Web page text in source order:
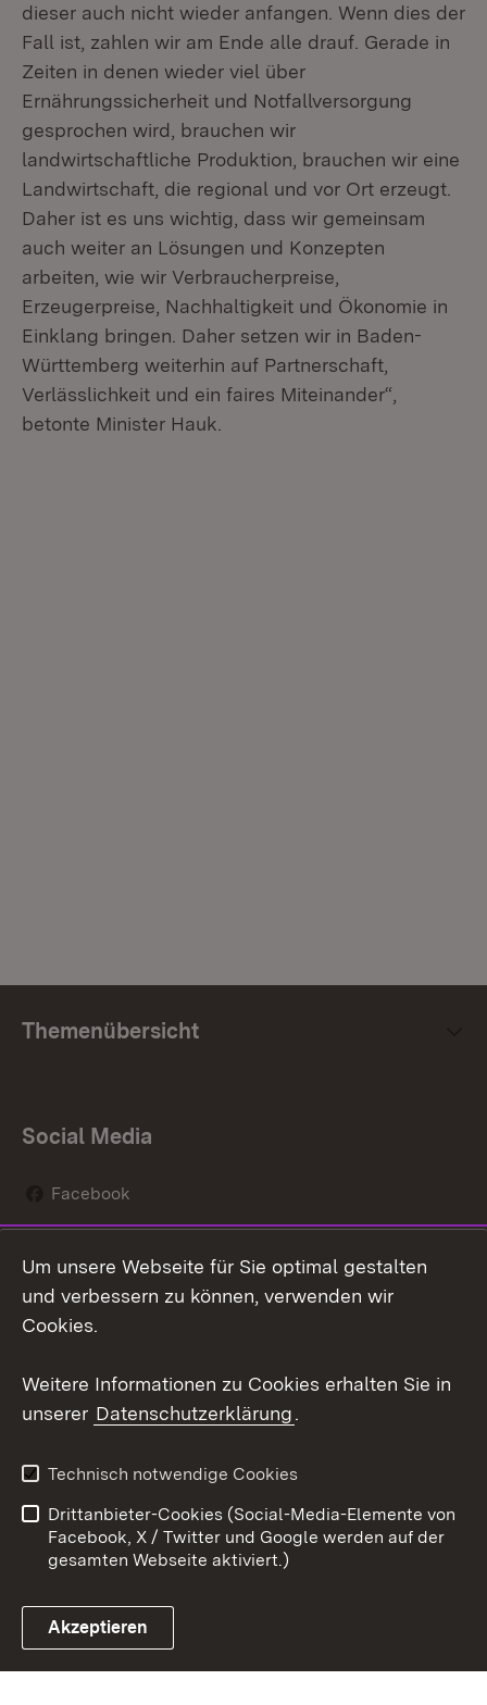
dieser auch nicht wieder anfangen. Wenn dies der
Fall ist, zahlen wir am Ende alle drauf. Gerade in
Zeiten in denen wieder viel über
Ernährungssicherheit und Notfallversorgung
gesprochen wird, brauchen wir
landwirtschaftliche Produktion, brauchen wir eine
Landwirtschaft, die regional und vor Ort erzeugt.
Daher ist es uns wichtig, dass wir gemeinsam
auch weiter an Lösungen und Konzepten
arbeiten, wie wir Verbraucherpreise,
Erzeugerpreise, Nachhaltigkeit und Ökonomie in
Einklang bringen. Daher setzen wir in Baden-
Württemberg weiterhin auf Partnerschaft,
Verlässlichkeit und ein faires Miteinander“,
betonte Minister Hauk.
Themenübersicht
Social Media
Facebook
Social Wall
Youtube
Link zum Landesportal
Kontakt
Datenschutz
Barrierefreiheit
Impressum Cookies
Um unsere Webseite für Sie optimal gestalten
und verbessern zu können, verwenden wir
Cookies.
Weitere Informationen zu Cookies erhalten Sie in
unserer Datenschutzerklärung.
Technisch notwendige Cookies
Drittanbieter-Cookies (Social-Media-Elemente von
Facebook, X / Twitter und Google werden auf der
gesamten Webseite aktiviert.)
Akzeptieren